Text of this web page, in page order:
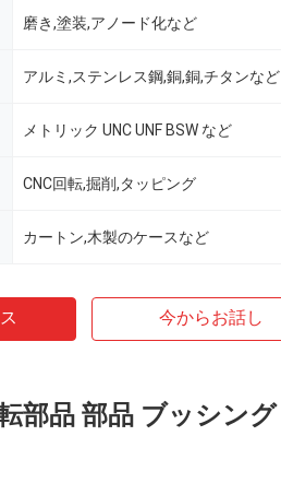
磨き,塗装,アノード化など
アルミ,ステンレス鋼,銅,銅,チタンなど
メトリック UNC UNF BSW など
CNC回転,掘削,タッピング
カートン,木製のケースなど
今からお話し
部品 部品 ブッシング